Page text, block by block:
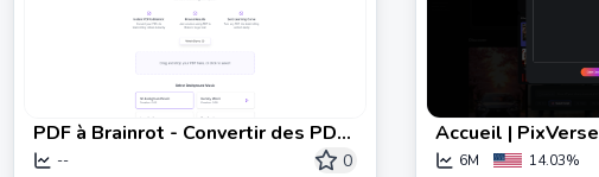
PDF à Brainrot - Convertir des PDF
en vidéos courtes dynamiques
--
0
Accueil | PixVerse
6M 14.03%